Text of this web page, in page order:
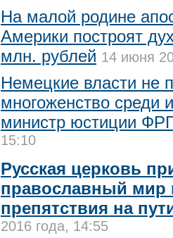
На малой родине
Америки построят
млн. рублей 14 июня
Немецкие власти не
многоженство среди
министр юстиции
15:10
Русская церковь
православный мир
препятствия на
2016 года, 14:55